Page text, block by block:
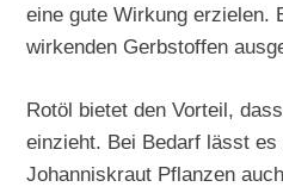
eine gute Wirkung erzielen.
wirkenden Gerbstoffen
Rotöl bietet den Vorteil,
einzieht. Bei Bedarf lässt
Johanniskraut Pflanzen